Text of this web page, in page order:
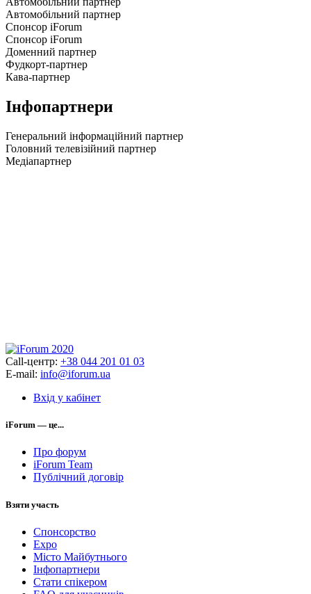
Автомобільний партнер
Спонсор iForum
Спонсор iForum
Доменний партнер
Фудкорт-партнер
Кава-партнер
Інфопартнери
Генеральний інформаційний партнер
Головний телевізійний партнер
Медіапартнер
Call-центр: +38 044 201 01 03
E-mail: info@iforum.ua
Вхід у кабінет
iForum — це...
Про форум
iForum Team
Публічний договір
Взяти участь
Спонсорство
Expo
Місто Майбутнього
Інфопартнери
Стати спікером